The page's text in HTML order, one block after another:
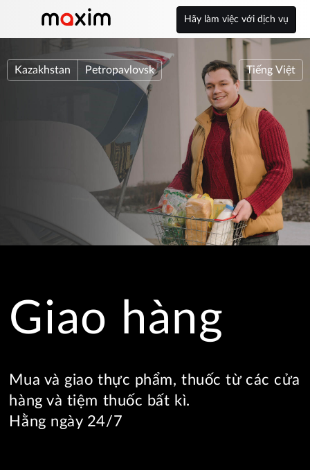
Hãy làm việc với dịch vụ
Kazakhstan Petropavlovsk Tiếng Việt
Giao hàng
Mua và giao thực phẩm, thuốc từ các cửa
hàng và tiệm thuốc bất kì.
Hằng ngày 24/7